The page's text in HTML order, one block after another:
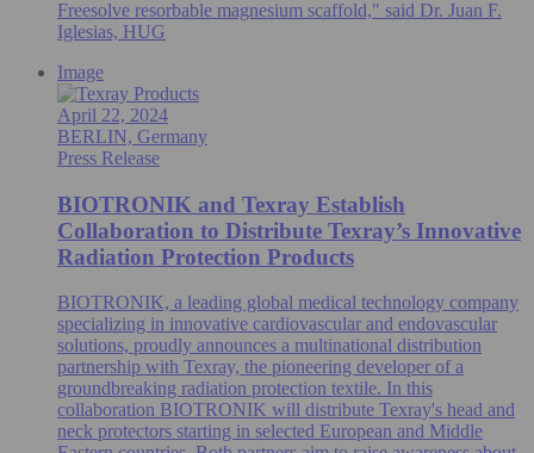
Freesolve resorbable magnesium scaffold," said Dr. Juan F.
Iglesias, HUG
Image
April 22, 2024
BERLIN, Germany
Press Release
BIOTRONIK and Texray Establish
Collaboration to Distribute Texray’s Innovative
Radiation Protection Products
BIOTRONIK, a leading global medical technology company
specializing in innovative cardiovascular and endovascular
solutions, proudly announces a multinational distribution
partnership with Texray, the pioneering developer of a
groundbreaking radiation protection textile. In this
collaboration BIOTRONIK will distribute Texray's head and
neck protectors starting in selected European and Middle